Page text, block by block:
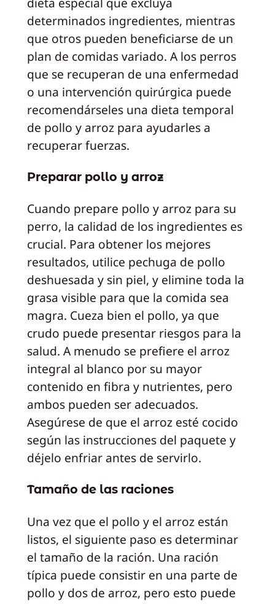
determinados ingredientes, mientras
que otros pueden beneficiarse de un
plan de comidas variado. A los perros
que se recuperan de una enfermedad
o una intervención quirúrgica puede
recomendárseles una dieta temporal
de pollo y arroz para ayudarles a
recuperar fuerzas.
Preparar pollo y arroz
Cuando prepare pollo y arroz para su
perro, la calidad de los ingredientes es
crucial. Para obtener los mejores
resultados, utilice pechuga de pollo
deshuesada y sin piel, y elimine toda la
grasa visible para que la comida sea
magra. Cueza bien el pollo, ya que
crudo puede presentar riesgos para la
salud. A menudo se prefiere el arroz
integral al blanco por su mayor
contenido en fibra y nutrientes, pero
ambos pueden ser adecuados.
Asegúrese de que el arroz esté cocido
según las instrucciones del paquete y
déjelo enfriar antes de servirlo.
Tamaño de las raciones
Una vez que el pollo y el arroz están
listos, el siguiente paso es determinar
el tamaño de la ración. Una ración
típica puede consistir en una parte de
pollo y dos de arroz, pero esto puede